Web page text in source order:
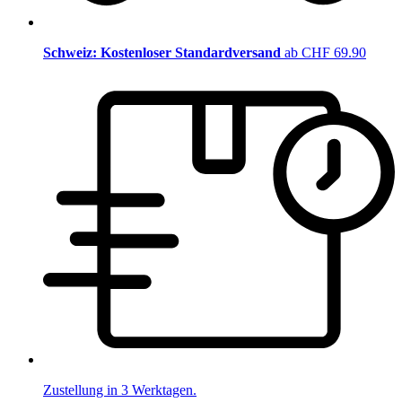
Schweiz: Kostenloser Standardversand ab CHF 69.90
Zustellung in 3 Werktagen.